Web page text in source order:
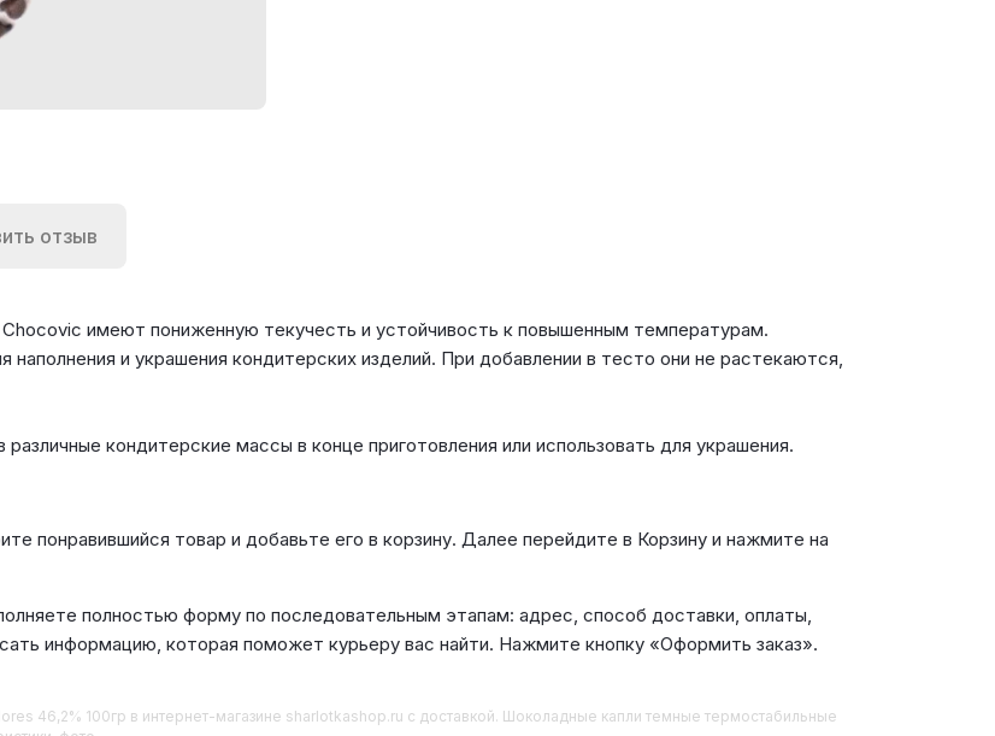
отзыв
Chocovic имеют пониженную текучесть и устойчивость к повышенным температурам.
и украшения кондитерских изделий. При добавлении в тесто они не растекаются,
различные кондитерские массы в конце приготовления или использовать для украшения.
понравившийся товар и добавьте его в корзину. Далее перейдите в Корзину и нажмите на
полностью форму по последовательным этапам: адрес, способ доставки, оплаты,
информацию, которая поможет курьеру вас найти. Нажмите кнопку «Оформить заказ».
46,2% 100гр в интернет-магазине sharlotkashop.ru с доставкой. Шоколадные капли темные термостабильные